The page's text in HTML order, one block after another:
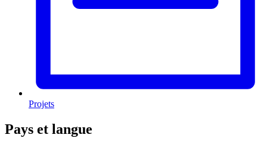
Projets
Pays et langue